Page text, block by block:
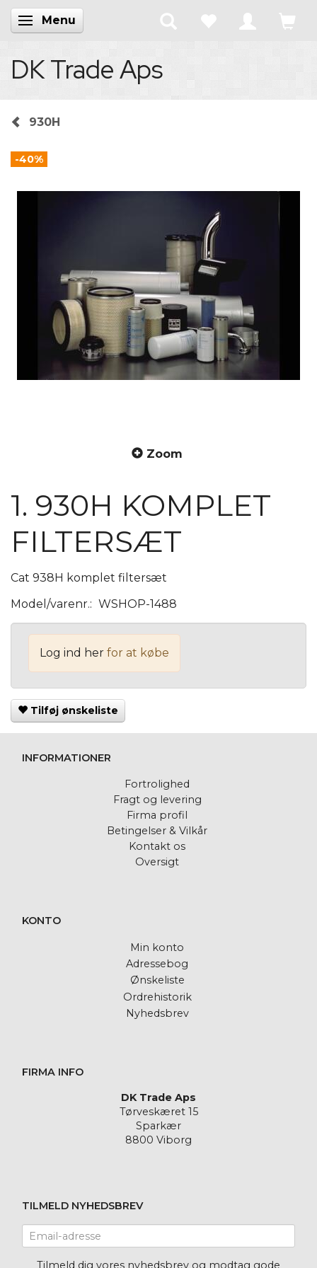
Skifte navigation
Menu
DK Trade Aps
930H
-40%
Zoom
1. 930H KOMPLET
FILTERSÆT
Cat 938H komplet filtersæt
Model/varenr.: WSHOP-1488
Log ind her for at købe
Tilføj ønskeliste
INFORMATIONER
Fortrolighed
Fragt og levering
Firma profil
Betingelser & Vilkår
Kontakt os
Oversigt
KONTO
Min konto
Adressebog
Ønskeliste
Ordrehistorik
Nyhedsbrev
FIRMA INFO
DK Trade Aps
Tørveskæret 15
Sparkær
8800 Viborg
TILMELD NYHEDSBREV
adresse
Tilmeld dig vores nyhedsbrev og modtag gode